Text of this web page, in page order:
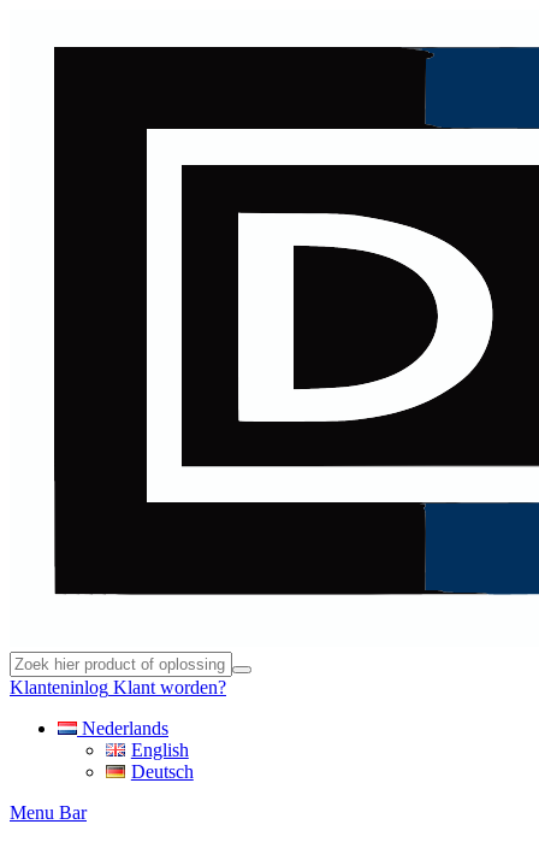
Klanteninlog Klant worden?
Nederlands
English
Deutsch
Menu Bar